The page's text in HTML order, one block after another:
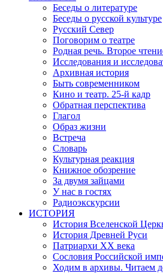
Беседы о литературе
Беседы о русской культуре
Русский Север
Поговорим о театре
Родная речь. Второе
Исследования и
Архивная история
Быть современником
Кино и театр. 25-й кадр
Обратная перспектива
Глагол
Образ жизни
Встреча
Словарь
Культурная реакция
Книжное обозрение
За двумя зайцами
У нас в гостях
Радиоэкскурсии
ИСТОРИЯ
История Вселенской
История Древней Руси
Патриархи XX века
Сословия Российской
Ходим в архивы. Читаем